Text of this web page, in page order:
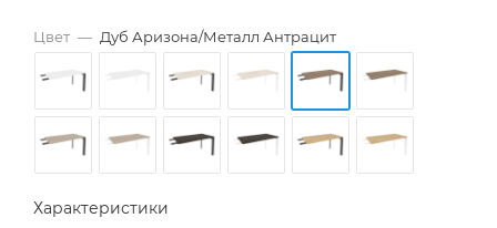
Цвет — Дуб Аризона/Металл Антрацит
Характеристики